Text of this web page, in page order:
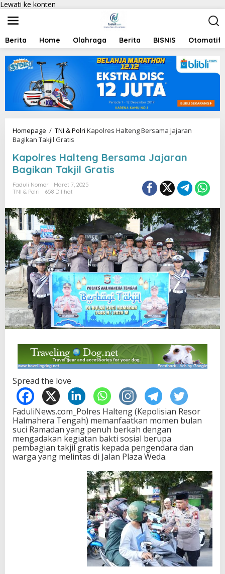
Lewati ke konten
Berita Home Olahraga Berita BISNIS Otomatif
Homepage / TNI & Polri Kapolres Halteng Bersama Jajaran
Bagikan Takjil Gratis
Kapolres Halteng Bersama Jajaran
Bagikan Takjil Gratis
Faduli Nomor
Maret 7, 2025
TNI & Polri
658 Dilihat
Spread the love
FaduliNews.com_Polres Halteng (Kepolisian Resor
Halmahera Tengah) memanfaatkan momen bulan
suci Ramadan yang penuh berkah dengan
mengadakan kegiatan bakti sosial berupa
pembagian takjil gratis kepada pengendara dan
warga yang melintas di Jalan Plaza Weda.